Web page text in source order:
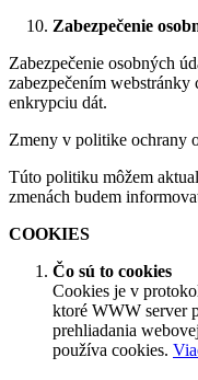
Zabezpečenie
Zabezpečenie osobných
zabezpečením webstránky
enkrypciu dát.
Zmeny v politike ochrany
Túto politiku môžem
zmenách budem
COOKIES
Čo sú to cookies
Cookies je v
ktoré WWW server
prehliadania
používa cookies.